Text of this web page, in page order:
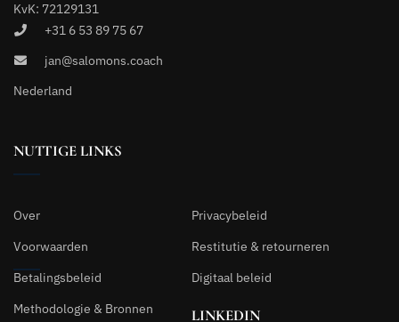
KvK: 72129131
+31 6 53 89 75 67
jan@salomons.coach
Nederland
NUTTIGE LINKS
Over
Privacybeleid
Voorwaarden
Restitutie & retourneren
Betalingsbeleid
Digitaal beleid
Methodologie & Bronnen
LINKEDIN